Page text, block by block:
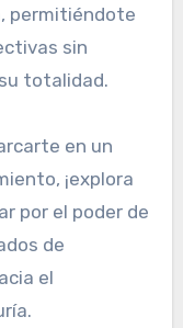
permitiéndote
sin
totalidad.
en un
¡explora
por el poder de
de
el